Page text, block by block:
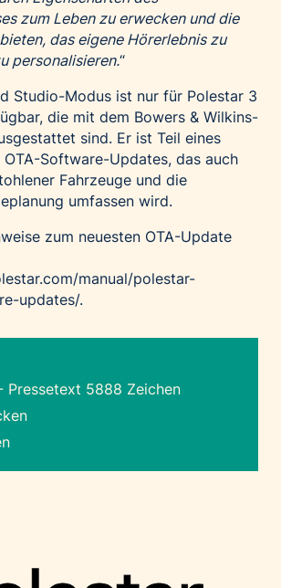
zum Leben zu erwecken und die
das eigene Hörerlebnis zu
personalisieren.“
Studio-Modus ist nur für Polestar 3
die mit dem Bowers & Wilkins-
sind. Er ist Teil eines
OTA-Software-Updates, das auch
Fahrzeuge und die
umfassen wird.
zum neuesten OTA-Update
manual/polestar-
updates/.
Pressetext 5888 Zeichen